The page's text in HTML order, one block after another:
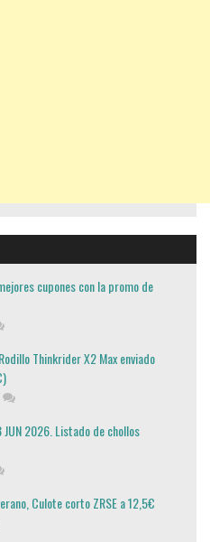
cupones con la promo de
Thinkrider X2 Max enviado
2026. Listado de chollos
Culote corto ZRSE a 12,5€